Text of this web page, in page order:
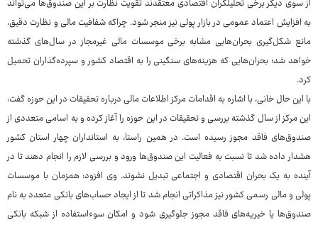
از سوی دیگر برخی تحلیلگران اقتصادی معتقدند تقویت نظارت بر این صندوق‌ها می‌تواند
به افزایش اعتماد عمومی در بازار پولی نیز منجر شود. چراکه شفافیت مالی و نظارت دقیق،
مانع شکل‌گیری بحران‌هایی مشابه برخی موسسات مالی غیرمجاز در سال‌های گذشته
خواهد شد؛ بحران‌هایی که هزینه‌های سنگینی را به اقتصاد کشور و سپرده‌گذاران تحمیل
کرد.
با این حال خانی، با اشاره به اقدامات مرکز اطلاعات مالی درباره تحقیقات در این حوزه گفت:
این مرکز از سال گذشته بررسی و تحقیقات در این حوزه را آغاز کرده و به اسامی متعددی از
صندوق‌های فاقد مجوز رسیده است. در همین راستا، به استانداران چهار استان کشور
هشدار داده شد تا نسبت به فعالیت این صندوق‌ها ورود و بررسی لازم را انجام دهند تا در
آینده به یک بحران اقتصادی و اجتماعی تبدیل نشوند. وی افزود: همزمان با موسسات
پولی و مالی رسمی کشور نیز مذاکراتی انجام شد تا از ایجاد حساب‌های بانکی متعدد به نام
صندوق‌ها یا خیریه‌های فاقد مجوز جلوگیری شود و امکان سوءاستفاده از شبکه بانکی